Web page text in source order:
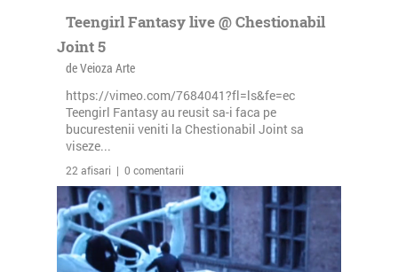
Teengirl Fantasy live @ Chestionabil
Joint 5
de Veioza Arte
https://vimeo.com/7684041?fl=ls&fe=ec
Teengirl Fantasy au reusit sa-i faca pe
bucurestenii veniti la Chestionabil Joint sa
viseze...
22 afisari | 0 comentarii